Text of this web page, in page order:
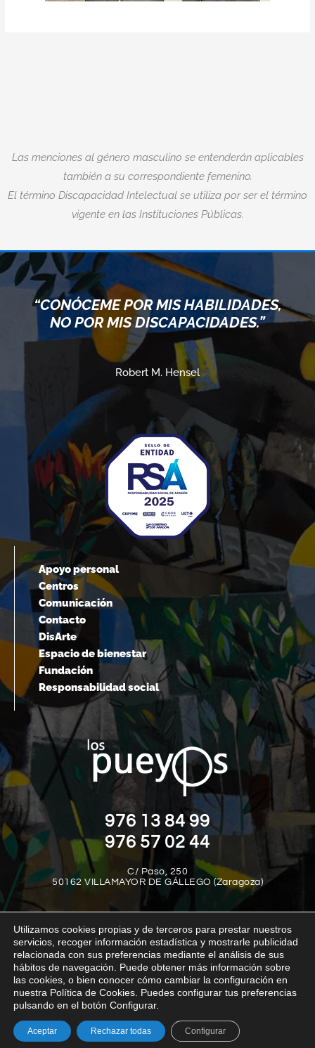
Las menciones al género masculino se entenderán aplicables
también a su correspondiente femenino.
El término Discapacidad Intelectual se utiliza por ser el término
vigente en las Instituciones Públicas.
“CONÓCEME POR MIS HABILIDADES,
NO POR MIS DISCAPACIDADES.”
Robert M. Hensel
Apoyo personal
Centros
Comunicación
Contacto
DisArte
Espacio de bienestar
Fundación
Responsabilidad social
976 13 84 99
976 57 02 44
C/ Paso, 250
50162 VILLAMAYOR DE GÁLLEGO (Zaragoza)
Aviso legal Política de privacidad
Política de cookies
Política interna del canal de denuncias
Transparencia
© Los Pueyos 2025
Utilizamos cookies propias y de terceros para prestar nuestros
servicios, recoger información estadística y mostrarle publicidad
relacionada con sus preferencias mediante el análisis de sus
hábitos de navegación. Puede obtener más información sobre
las cookies, o bien conocer cómo cambiar la configuración en
nuestra Política de Cookies. Puedes configurar tus preferencias
pulsando en el botón Configurar.
Aceptar Rechazar todas Configurar